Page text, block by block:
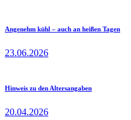
Angenehm kühl – auch an heißen Tagen
23.06.2026
Hinweis zu den Altersangaben
20.04.2026